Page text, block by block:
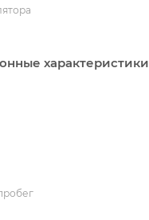
характеристики